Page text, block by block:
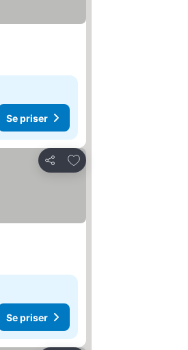
Se priser
Dela
Lägg till i Mina Favoriter
Se priser